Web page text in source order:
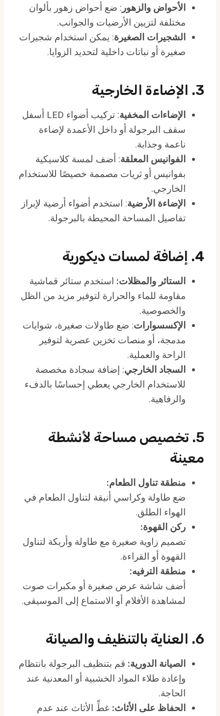
الأحواض والزهور : ضع أحواض زهور بألوان
مختلفة لتزيين الأرضيات والجوانب.
الشجيرات الصغيرة: يمكن استخدام شجيرات
صغيرة أو نباتات داخلية لتحديد الزوايا.
3. الإضاءة الخارجية
الإضاءات المخفية
: تركيب أضواء LED أسفل
سقف البرجولة أو داخل الأعمدة لإضاءة
ناعمة وجذابة.
الفوانيس المعلقة: أضف لمسة كلاسيكية
بفوانيس أو ثريات مصممة خصيصًا للاستخدام
الخارجي.
الإضاءة الأرضية: استخدم أضواء أرضية لإبراز
تفاصيل المساحة المحيطة بالبرجولة.
4. إضافة لمسات ديكورية
الستائر والمظلات: استخدم ستائر قماشية
مقاومة للماء والحرارة لتوفير مزيد من الظل
والخصوصية.
الإكسسوارات: ضع طاولات صغيرة، شوايات
مدمجة، أو منصات تخزين عصرية لتوفير
الراحة والعملية.
السجاد الخارجي: إضافة سجادة مخصصة
للاستخدام الخارجي يعطي إحساسًا بالدفء
والرفاهية.
5. تخصيص مساحة لأنشطة
معينة
منطقة تناول الطعام:
ضع طاولة وكراسي أنيقة لتناول الطعام في
الهواء الطلق.
ركن القهوة:
تصميم زاوية صغيرة مع طاولة وأريكة لتناول
القهوة أو القراءة.
منطقة الترفيه:
أضف شاشة عرض صغيرة أو مكبرات صوت
لمشاهدة الأفلام أو الاستماع إلى الموسيقى.
6. العناية بالتنظيف والصيانة
الصيانة الدورية: قم بتنظيف البرجولة بانتظام
وإعادة طلاء المواد الخشبية أو المعدنية عند
الحاجة.
الحفاظ على الأثاث: غطِّ الأثاث عند عدم